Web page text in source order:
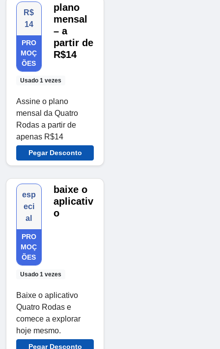
R$
14
PRO
MOÇ
ÕES
Usado 1 vezes
plano
mensal
– a
partir de
R$14
Assine o plano
mensal da Quatro
Rodas a partir de
apenas R$14
Pegar Desconto
esp
eci
al
PRO
MOÇ
ÕES
Usado 1 vezes
baixe o
aplicativ
o
Baixe o aplicativo
Quatro Rodas e
comece a explorar
hoje mesmo.
Pegar Desconto